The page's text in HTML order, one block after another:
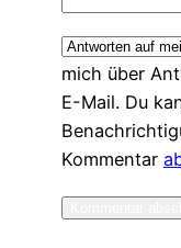
mich über
E-Mail. Du
Kommentar